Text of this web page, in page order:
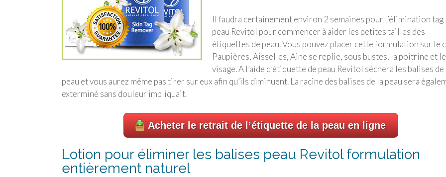
Il faudra certainement environ 2 semaines pour l’élimination tag
peau Revitol pour commencer à aider les petites tailles des
étiquettes de peau. Vous pouvez placer cette formulation sur le
Paupières, Aisselles, Aine se replie, sous bustes, la poitrine et le
visage. A l’aide d’étiquette de peau Revitol séchera les balises de
peau et vous aurez même pas tirer sur eux afin qu’ils diminuent. La racine des balises de la peau sera
exterminé sans douleur impliquait.
Acheter le retrait de l’étiquette de la peau en ligne
Lotion pour éliminer les balises peau Revitol formulation
entièrement naturel